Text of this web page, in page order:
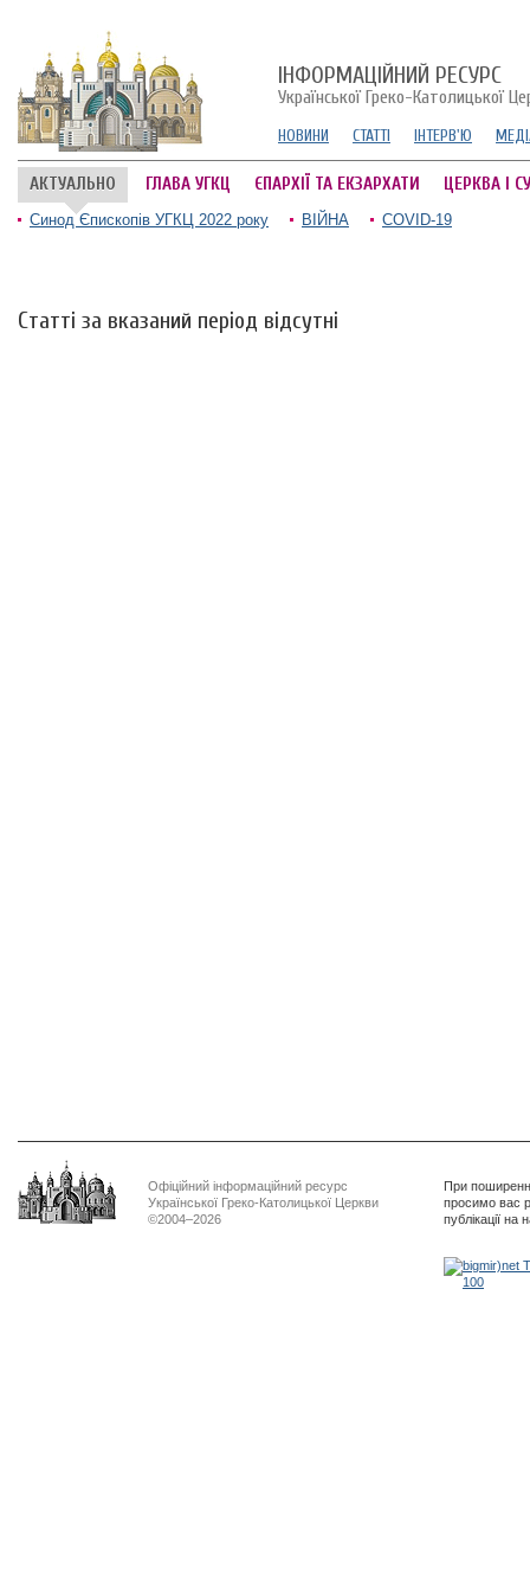
ІНФОРМАЦІЙНИЙ РЕСУРС
Української Греко-Католицької
НОВИНИ СТАТТІ ІНТЕРВ'Ю
АКТУАЛЬНО ГЛАВА УГКЦ ЄПАРХІЇ ТА ЕКЗАРХАТИ ЦЕРКВА І
Синод Єпископів УГКЦ 2022 року ВІЙНА COVID-19
Статті за вказаний період відсутні
Офіційний інформаційний ресурс
Української Греко-Католицької Церкви
©2004–2026
При
просимо вас
публікації на